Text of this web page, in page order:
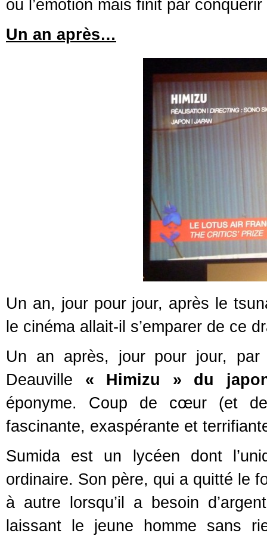
ou l’émotion mais finit par
Un an après…
Un an, jour pour jour, après le
le cinéma allait-il s’emparer de ce
Un an après, jour pour jour,
Deauville « Himizu » du
éponyme. Coup de cœur (et
fascinante, exaspérante et
Sumida est un lycéen dont
ordinaire. Son père, qui a quitté le
à autre lorsqu’il a besoin
laissant le jeune homme sans